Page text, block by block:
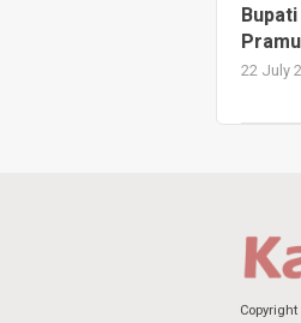
22 July
Copyright